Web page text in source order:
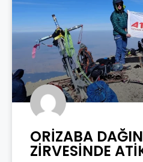
ORİZABA
ZİRVESİNDE